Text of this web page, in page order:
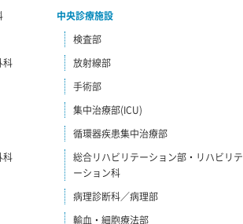
科
科
中央診療施設
検査部
放射線部
手術部
集中治療部(ICU)
循環器疾患集中治療部
総合リハビリテーション部・リハビリテ
ーション科
病理診断科／病理部
輸血・細胞療法部